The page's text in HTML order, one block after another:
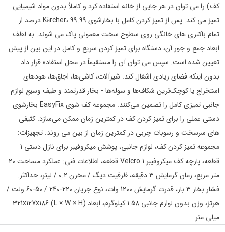
کف) را می توان در هر جایی از خانه استفاده کرد و کاملاً بدون مواد شیمیایی
تمیز می کند. پس از تمیز کردن کامل با بخارشوی Kärcher، 99.99 درصد از
تمام باکتری های خانگی روی سطوح سخت معمولی پاک می شوند. به لطف
ابعاد جمع و جور آن، دستگاه برای تمیز کردن سریع و کامل در این بین از پیش
تعیین شده است. سپس می توان آن را مستقیماً در محل استفاده قرار داد
بدون اینکه فضای زیادی اشغال کند. شیرآلات، کاشی‌ها، اجاق‌ها، هودهای
استخراج یا کوچک‌ترین شکاف‌ها و سوله‌ها - بخار قدرتمند و طیف وسیع لوازم
جانبی تمیزی کامل را تضمین می‌کنند. مجموعه کف شوی EasyFix بخارشوی
دستی عملی را برای تمیز کردن کف در کمترین زمان ممکن می‌سازد. کثیفی
های سرسخت و رسوبات چربی در کمترین زمان از بین می روند. تجهیزات:
مجموعه تمیز کردن کف، لوازم جانبی، پوشش میکروفیبر برای نازل دستی 1
قطعه، پارچه کف میکروفیبر Velcro 1 قطعه، اطلاعات فنی: عملکرد مساحت 20
متر مربع، زمان گرمایش 3 دقیقه، ظرفیت دیگ / مخزن 0.2 / لیتر، حداکثر.
فشار بخار 3 بار، قدرت گرمایش 1200 وات، نوع جریان 220-240 / 50-60 ولت /
هرتز، وزن بدون لوازم جانبی 1.58 کیلوگرم، ابعاد (L × W × H) 321x127x186
میلی متر